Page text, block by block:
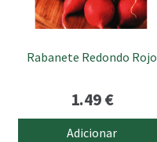
Rabanete Redondo Rojo
1.49€
Adicionar